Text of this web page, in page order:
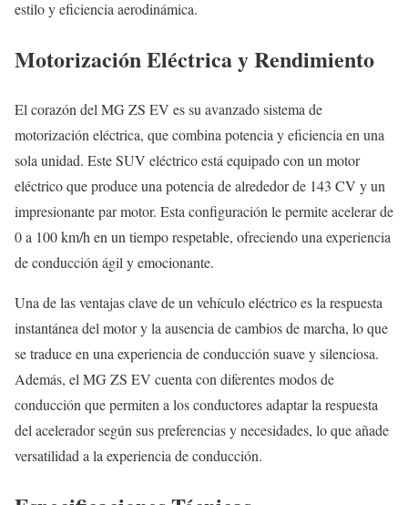
estilo y eficiencia aerodinámica.
Motorización Eléctrica y Rendimiento
El corazón del MG ZS EV es su avanzado sistema de
motorización eléctrica, que combina potencia y eficiencia en una
sola unidad. Este SUV eléctrico está equipado con un motor
eléctrico que produce una potencia de alrededor de 143 CV y un
impresionante par motor. Esta configuración le permite acelerar de
0 a 100 km/h en un tiempo respetable, ofreciendo una experiencia
de conducción ágil y emocionante.
Una de las ventajas clave de un vehículo eléctrico es la respuesta
instantánea del motor y la ausencia de cambios de marcha, lo que
se traduce en una experiencia de conducción suave y silenciosa.
Además, el MG ZS EV cuenta con diferentes modos de
conducción que permiten a los conductores adaptar la respuesta
del acelerador según sus preferencias y necesidades, lo que añade
versatilidad a la experiencia de conducción.